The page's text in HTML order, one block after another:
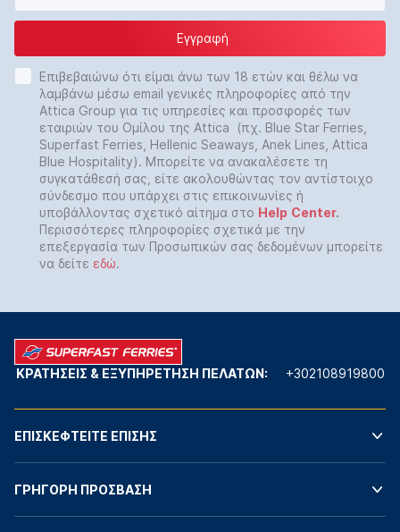
Εγγραφή
Επιβεβαιώνω ότι είμαι άνω των 18 ετών και θέλω να
λαμβάνω μέσω email γενικές πληροφορίες από την
Attica Group για τις υπηρεσίες και προσφορές των
εταιριών του Ομίλου της Attica (πχ. Blue Star Ferries,
Superfast Ferries, Hellenic Seaways, Anek Lines, Attica
Blue Hospitality). Μπορείτε να ανακαλέσετε τη
συγκατάθεσή σας, είτε ακολουθώντας τον αντίστοιχο
σύνδεσμο που υπάρχει στις επικοινωνίες ή
υποβάλλοντας σχετικό αίτημα στο Help Center.
Περισσότερες πληροφορίες σχετικά με την
επεξεργασία των Προσωπικών σας δεδομένων μπορείτε
να δείτε εδώ.
ΚΡΑΤΗΣΕΙΣ & ΕΞΥΠΗΡΕΤΗΣΗ ΠΕΛΑΤΩΝ: +302108919800
ΕΠΙΣΚΕΦΤΕΙΤΕ ΕΠΙΣΗΣ
ΓΡΗΓΟΡΗ ΠΡΟΣΒΑΣΗ